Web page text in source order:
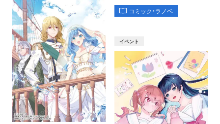
コミック・ラノベ
イベント